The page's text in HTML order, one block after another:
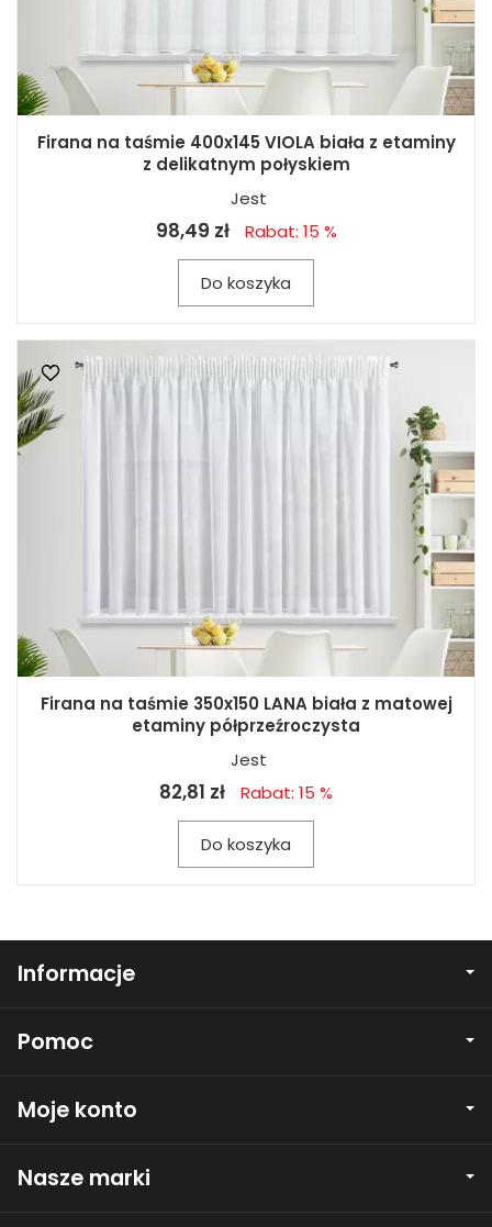
Firana na taśmie 400x145 VIOLA biała z etaminy
z delikatnym połyskiem
Jest
98,49 zł Rabat: 15 %
Do koszyka
Firana na taśmie 350x150 LANA biała z matowej
etaminy półprzeźroczysta
Jest
82,81 zł Rabat: 15 %
Do koszyka
Informacje
Pomoc
Moje konto
Nasze marki